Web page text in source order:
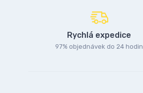
Rychlá expedice
97% objednávek do 24 hodin